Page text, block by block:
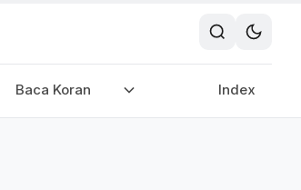
Baca Koran Index